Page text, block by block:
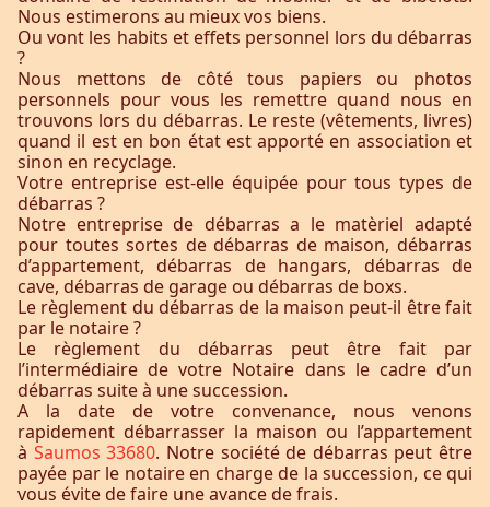
Nous estimerons au mieux vos biens.
Ou vont les habits et effets personnel lors du débarras
?
Nous mettons de côté tous papiers ou photos
personnels pour vous les remettre quand nous en
trouvons lors du débarras. Le reste (vêtements, livres)
quand il est en bon état est apporté en association et
sinon en recyclage.
Votre entreprise est-elle équipée pour tous types de
débarras ?
Notre entreprise de débarras a le matèriel adapté
pour toutes sortes de débarras de maison, débarras
d’appartement, débarras de hangars, débarras de
cave, débarras de garage ou débarras de boxs.
Le règlement du débarras de la maison peut-il être fait
par le notaire ?
Le règlement du débarras peut être fait par
l’intermédiaire de votre Notaire dans le cadre d’un
débarras suite à une succession.
A la date de votre convenance, nous venons
rapidement débarrasser la maison ou l’appartement
à Saumos 33680. Notre société de débarras peut être
payée par le notaire en charge de la succession, ce qui
vous évite de faire une avance de frais.